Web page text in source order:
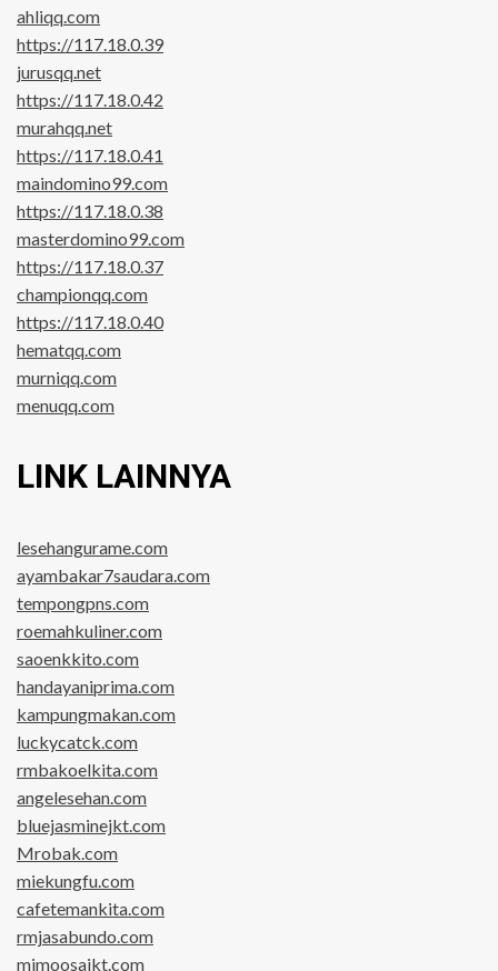
ahliqq.com
https://117.18.0.39
jurusqq.net
https://117.18.0.42
murahqq.net
https://117.18.0.41
maindomino99.com
https://117.18.0.38
masterdomino99.com
https://117.18.0.37
championqq.com
https://117.18.0.40
hematqq.com
murniqq.com
menuqq.com
LINK LAINNYA
lesehangurame.com
ayambakar7saudara.com
tempongpns.com
roemahkuliner.com
saoenkkito.com
handayaniprima.com
kampungmakan.com
luckycatck.com
rmbakoelkita.com
angelesehan.com
bluejasminejkt.com
Mrobak.com
miekungfu.com
cafetemankita.com
rmjasabundo.com
mimoosajkt.com